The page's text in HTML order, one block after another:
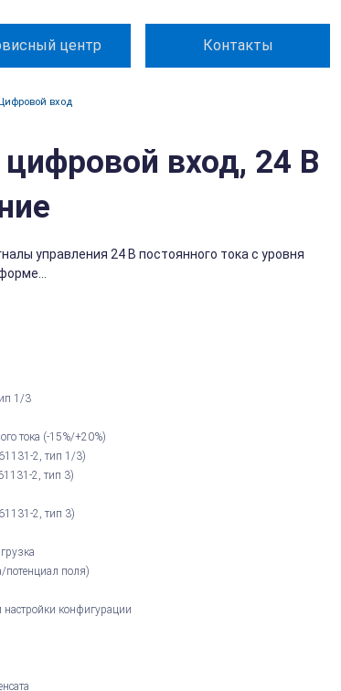
центр Контакты
вход
вход, 24 В
управления 24 В постоянного тока с уровня
1/3
тока (-15%/+20%)
2, тип 1/3)
2, тип 3)
2, тип 3)
поля)
настройки конфигурации